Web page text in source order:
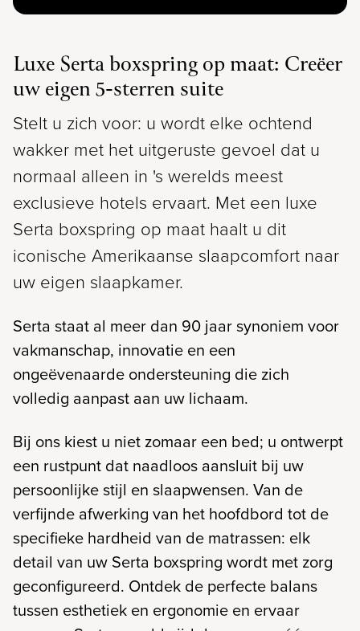
Luxe Serta boxspring op maat: Creëer
uw eigen 5-sterren suite
Stelt u zich voor: u wordt elke ochtend
wakker met het uitgeruste gevoel dat u
normaal alleen in 's werelds meest
exclusieve hotels ervaart. Met een luxe
Serta boxspring op maat haalt u dit
iconische Amerikaanse slaapcomfort naar
uw eigen slaapkamer.
Serta staat al meer dan 90 jaar synoniem voor
vakmanschap, innovatie en een
ongeëvenaarde ondersteuning die zich
volledig aanpast aan uw lichaam.
Bij ons kiest u niet zomaar een bed; u ontwerpt
een rustpunt dat naadloos aansluit bij uw
persoonlijke stijl en slaapwensen. Van de
verfijnde afwerking van het hoofdbord tot de
specifieke hardheid van de matrassen: elk
detail van uw Serta boxspring wordt met zorg
geconfigureerd. Ontdek de perfecte balans
tussen esthetiek en ergonomie en ervaar